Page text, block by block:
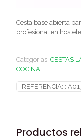
Cesta base abierta
profesional en
Categorías: CESTAS
COCINA
REFERENCIA: :
Productos